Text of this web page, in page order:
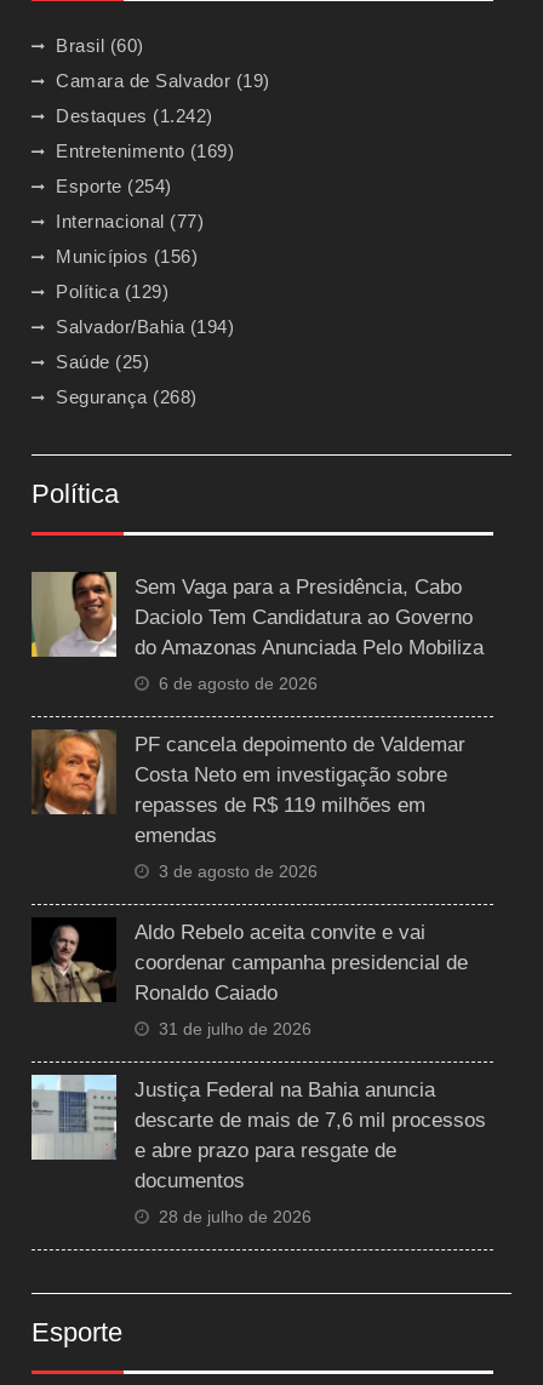
Brasil (60)
Camara de Salvador (19)
Destaques (1.242)
Entretenimento (169)
Esporte (254)
Internacional (77)
Municípios (156)
Política (129)
Salvador/Bahia (194)
Saúde (25)
Segurança (268)
Política
Sem Vaga para a Presidência, Cabo
Daciolo Tem Candidatura ao Governo
do Amazonas Anunciada Pelo Mobiliza
6 de agosto de 2026
PF cancela depoimento de Valdemar
Costa Neto em investigação sobre
repasses de R$ 119 milhões em
emendas
3 de agosto de 2026
Aldo Rebelo aceita convite e vai
coordenar campanha presidencial de
Ronaldo Caiado
31 de julho de 2026
Justiça Federal na Bahia anuncia
descarte de mais de 7,6 mil processos
e abre prazo para resgate de
documentos
28 de julho de 2026
Esporte